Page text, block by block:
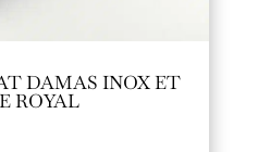
DAMAS INOX ET
ROYAL